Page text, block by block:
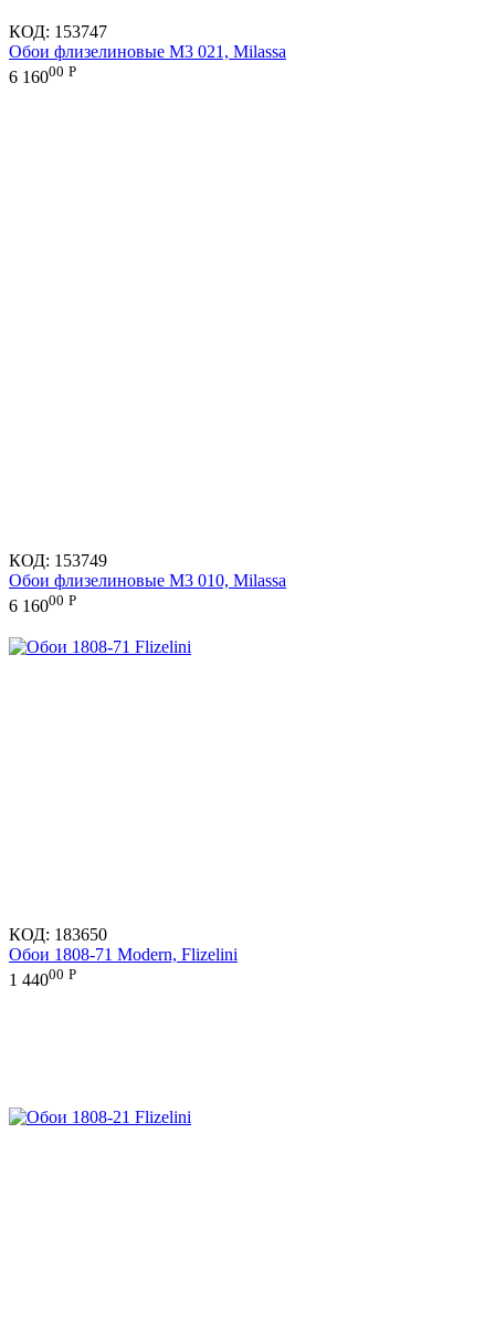
КОД: 153747
Обои флизелиновые M3 021, Milassa
6 16000 Р
КОД: 153749
Обои флизелиновые M3 010, Milassa
6 16000 Р
КОД: 183650
Обои 1808-71 Modern, Flizelini
1 44000 Р